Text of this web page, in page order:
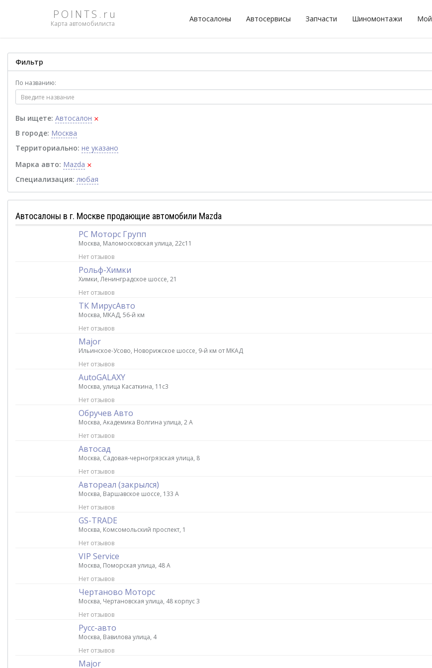
POINTS.ru
Карта автомобилиста
Автосалоны Автосервисы Запчасти Шиномонтажи
Фильтр
По названию:
Вы ищете: Автосалон ×
В городе: Москва
Территориально: не указано
Марка авто: Mazda ×
Специализация: любая
Автосалоны в г. Москве продающие автомобили Mazda
РС Моторс Групп
Москва, Маломосковская улица, 22с11
Нет отзывов
Рольф-Химки
Химки, Ленинградское шоссе, 21
Нет отзывов
ТК МирусАвто
Москва, МКАД, 56-й км
Нет отзывов
Major
Ильинское-Усово, Новорижское шоссе, 9-й км от МКАД
Нет отзывов
AutoGALAXY
Москва, улица Касаткина, 11с3
Нет отзывов
Обручев Авто
Москва, Академика Волгина улица, 2 А
Нет отзывов
Автосад
Москва, Садовая-черногрязская улица, 8
Нет отзывов
Автореал (закрылся)
Москва, Варшавское шоссе, 133 А
Нет отзывов
GS-TRADE
Москва, Комсомольский проспект, 1
Нет отзывов
VIP Service
Москва, Поморская улица, 48 А
Нет отзывов
Чертаново Моторс
Москва, Чертановская улица, 48 корпус 3
Нет отзывов
Русс-авто
Москва, Вавилова улица, 4
Нет отзывов
Major